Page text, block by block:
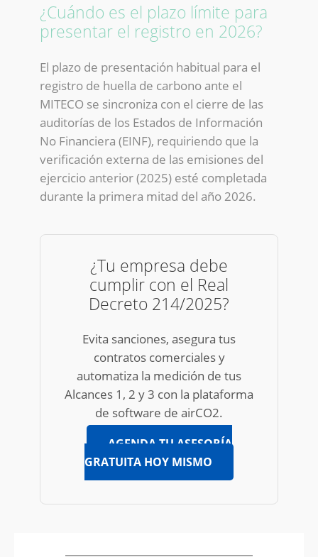
¿Cuándo es el plazo límite para
presentar el registro en 2026?
El plazo de presentación habitual para el
registro de huella de carbono ante el
MITECO se sincroniza con el cierre de las
auditorías de los Estados de Información
No Financiera (EINF), requiriendo que la
verificación externa de las emisiones del
ejercicio anterior (2025) esté completada
durante la primera mitad del año 2026.
¿Tu empresa debe
cumplir con el Real
Decreto 214/2025?
Evita sanciones, asegura tus
contratos comerciales y
automatiza la medición de tus
Alcances 1, 2 y 3 con la plataforma
de software de airCO2.
AGENDA TU ASESORÍA
GRATUITA HOY MISMO